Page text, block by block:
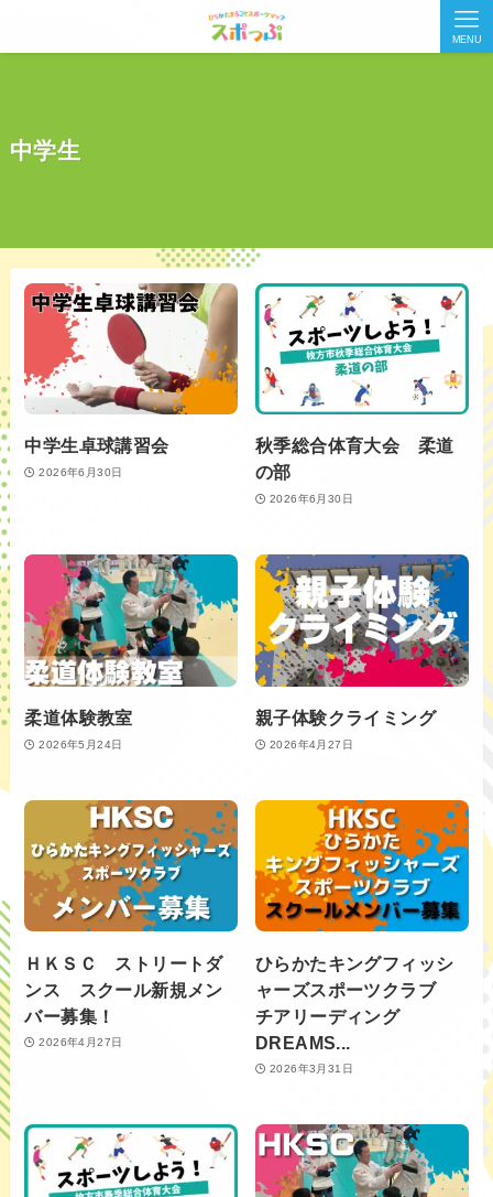
MENU
中学生
中学生卓球講習会
2026年6月30日
秋季総合体育大会 柔道
の部
2026年6月30日
柔道体験教室
2026年5月24日
親子体験クライミング
2026年4月27日
ＨＫＳＣ ストリートダ
ンス スクール新規メン
バー募集！
2026年4月27日
ひらかたキングフィッシ
ャーズスポーツクラブ
チアリーディング
DREAMS...
2026年3月31日